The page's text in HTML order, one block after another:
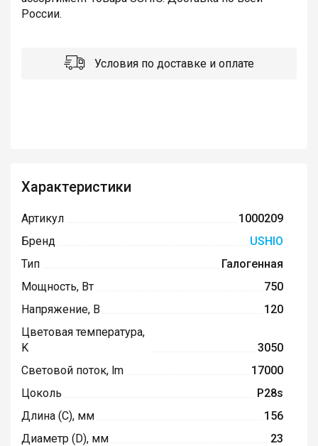
России.
Условия по доставке и оплате
Характеристики
Артикул
1000209
Бренд
USHIO
Тип
Галогенная
Мощность, Вт
750
Напряжение, В
120
Цветовая температура,
K
3050
Световой поток, lm
17000
Цоколь
P28s
Длина (C), мм
156
Диаметр (D), мм
23